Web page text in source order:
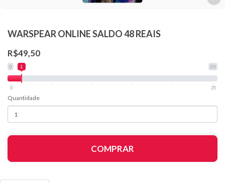
WARSPEAR ONLINE SALDO 48 REAIS
R$49,50
0 20
1
0 20
Quantidade
COMPRAR